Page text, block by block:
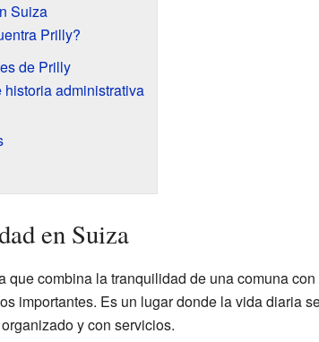
Suiza
Prilly?
de Prilly
historia administrativa
en Suiza
que combina la tranquilidad de una comuna con
importantes. Es un lugar donde la vida diaria
y con servicios.